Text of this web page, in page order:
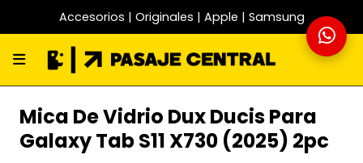
Accesorios | Originales | Apple | Samsung
Mica De Vidrio Dux Ducis Para
Galaxy Tab S11 X730 (2025) 2pc